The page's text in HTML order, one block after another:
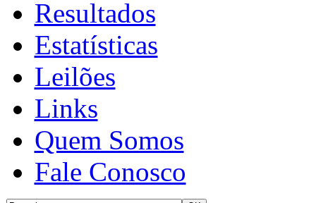
Resultados
Estatísticas
Leilões
Links
Quem Somos
Fale Conosco